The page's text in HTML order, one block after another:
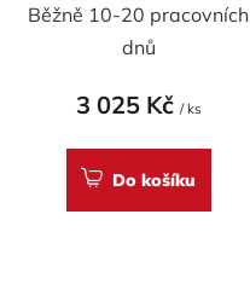
899/959/1199/1299
hodnocení
produktu
je
z
5
Běžně 10-20 pracovních
dnů
3 025 Kč / ks
Do košíku